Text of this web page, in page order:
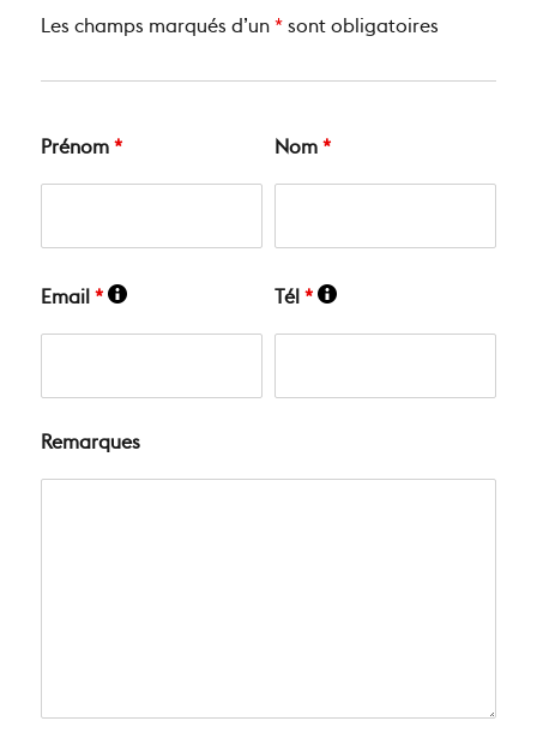
Les champs marqués d’un*sont obligatoires
Prénom* Nom*
Email* Tél*
Remarques